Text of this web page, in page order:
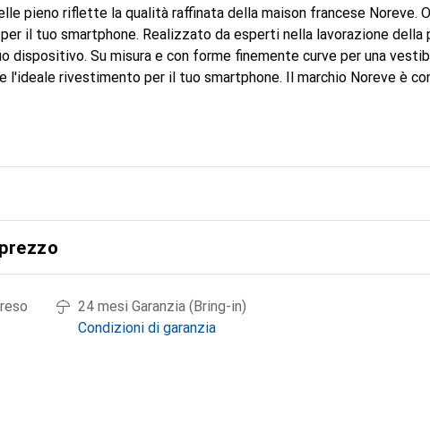
pieno riflette la qualità raffinata della maison francese Noreve.
il tuo smartphone. Realizzato da esperti nella lavorazione della
dispositivo. Su misura e con forme finemente curve per una
l'ideale rivestimento per il tuo smartphone. Il marchio Noreve è
24 mesi Garanzia (Bring-in)
Condizioni di garanzia